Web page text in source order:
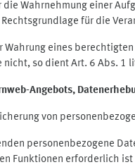
die Wahrnehmung einer
Rechtsgrundlage für die
Wahrung eines
nicht, so dient Art. 6 Abs. 1
Angebots,
von
personenbezogene
Funktionen erforderlich